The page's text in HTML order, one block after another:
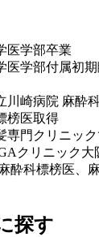
医学部卒業
医学部付属初
川崎病院 麻酔
榜医取得
専門クリニッ
クリニック大
酔科標榜医、
探す